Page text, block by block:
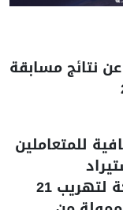
عن نتائج مسابقة
للمتعاملين
إسبانيا: الإطاحة بشبكة لتهريب 21